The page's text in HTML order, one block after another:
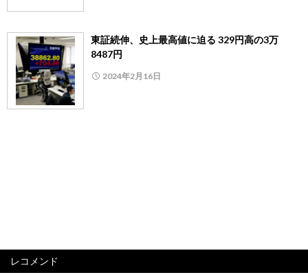
東証続伸、史上最高値に迫る 329円高の3万
8487円
2024年2月16日
レコメンド